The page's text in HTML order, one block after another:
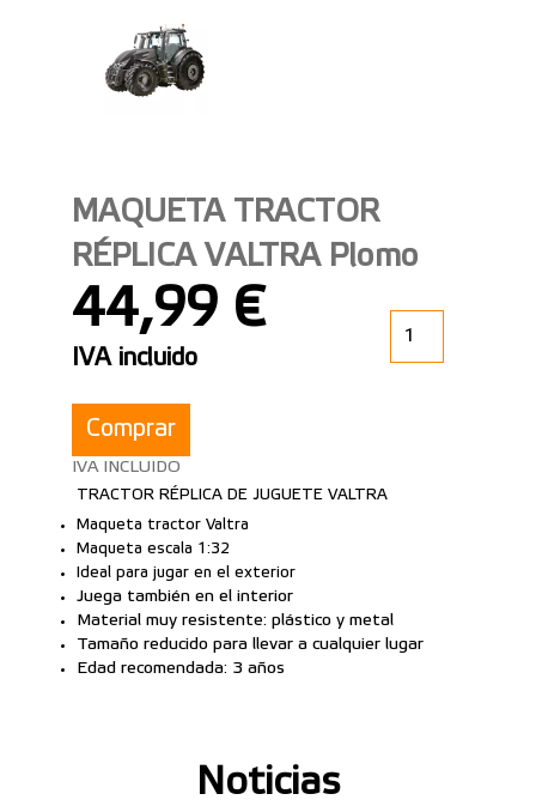
MAQUETA TRACTOR
RÉPLICA VALTRA Plomo
44,99 €
IVA incluido
Comprar
IVA INCLUIDO
TRACTOR RÉPLICA DE JUGUETE VALTRA
Maqueta tractor Valtra
Maqueta escala 1:32
Ideal para jugar en el exterior
Juega también en el interior
Material muy resistente: plástico y metal
Tamaño reducido para llevar a cualquier lugar
Edad recomendada: 3 años
Noticias